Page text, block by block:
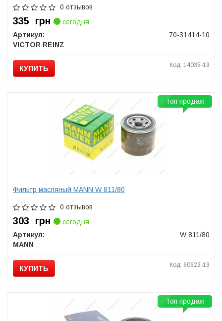
0 отзывов
335 грн
сегодня
Артикул:
70-31414-10
VICTOR REINZ
КУПИТЬ Код: 14035-19
Фильтр масляный MANN W 811/80
0 отзывов
303 грн
сегодня
Артикул:
W 811/80
MANN
КУПИТЬ Код: 60622-19
Топ продаж
Топ продаж